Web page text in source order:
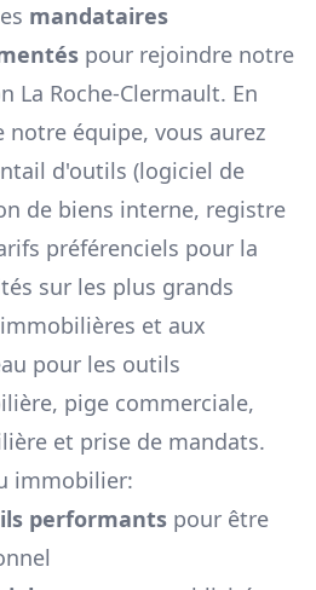
mandataires
pour rejoindre notre
La Roche-Clermault. En
équipe, vous aurez
d'outils (logiciel de
de biens interne, registre
préférenciels pour la
sur les plus grands
et aux
pour les outils
pige commerciale,
et prise de mandats.
immobilier:
performants pour être